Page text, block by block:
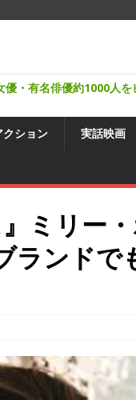
・有名俳優約1000人
クション 実話映画
ミリー
ランドで